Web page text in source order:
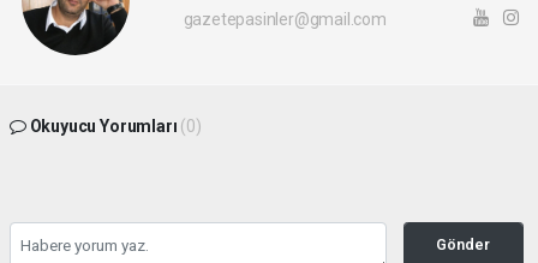
gazetepasinler@gmail.com
Okuyucu Yorumları (0)
Gönder